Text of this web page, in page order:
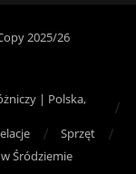
2025/26
| Polska,
Sprzęt
Śródziemie